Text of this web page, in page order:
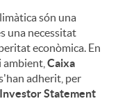
són una
una necessitat
econòmica. En
ambient, Caixa
adherit, per
Statement